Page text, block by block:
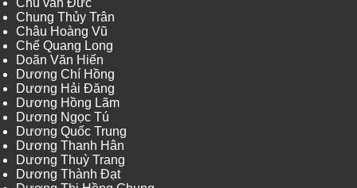
Chu văn Đức
Chung Thủy Trân
Châu Hoàng Vũ
Chế Quang Long
Doãn Văn Hiến
Dương Chí Hồng
Dương Hải Đăng
Dương Hồng Lãm
Dương Ngọc Tú
Dương Quốc Trung
Dương Thanh Hân
Dương Thuỳ Trang
Dương Thành Đạt